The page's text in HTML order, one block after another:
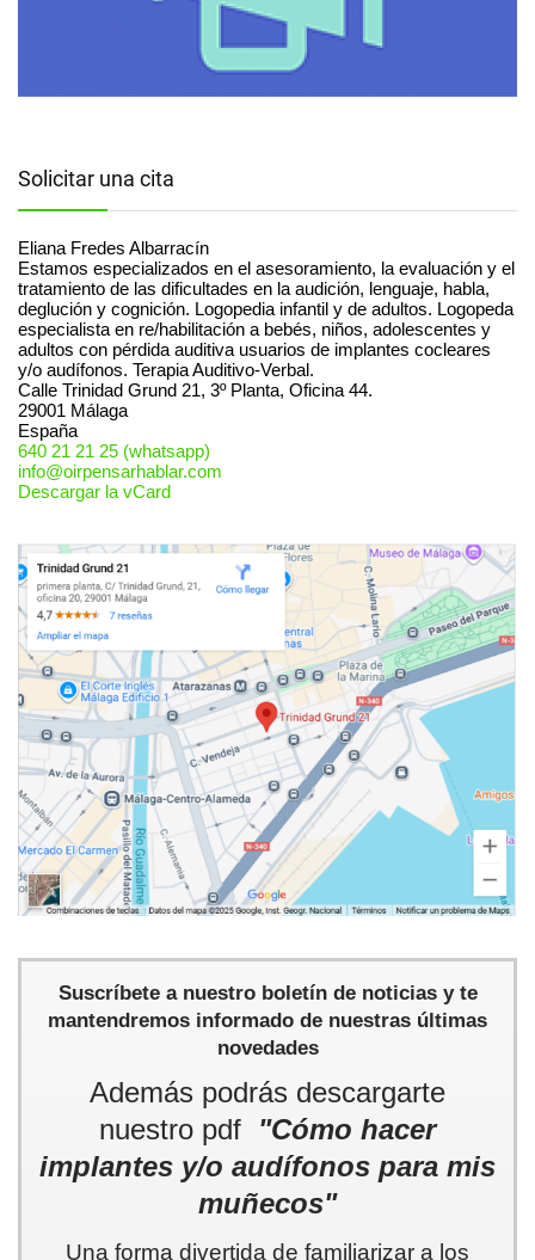
Solicitar una cita
Eliana Fredes Albarracín
Estamos especializados en el asesoramiento, la evaluación y el
tratamiento de las dificultades en la audición, lenguaje, habla,
deglución y cognición. Logopedia infantil y de adultos. Logopeda
especialista en re/habilitación a bebés, niños, adolescentes y
adultos con pérdida auditiva usuarios de implantes cocleares
y/o audífonos. Terapia Auditivo-Verbal.
Calle Trinidad Grund 21, 3º Planta, Oficina 44.
29001 Málaga
España
640 21 21 25 (whatsapp)
info@oirpensarhablar.com
Descargar la vCard
Suscríbete a nuestro boletín de noticias y te
mantendremos informado de nuestras últimas
novedades
Además podrás descargarte
nuestro pdf "Cómo hacer
implantes y/o audífonos para mis
muñecos"
Una forma divertida de familiarizar a los